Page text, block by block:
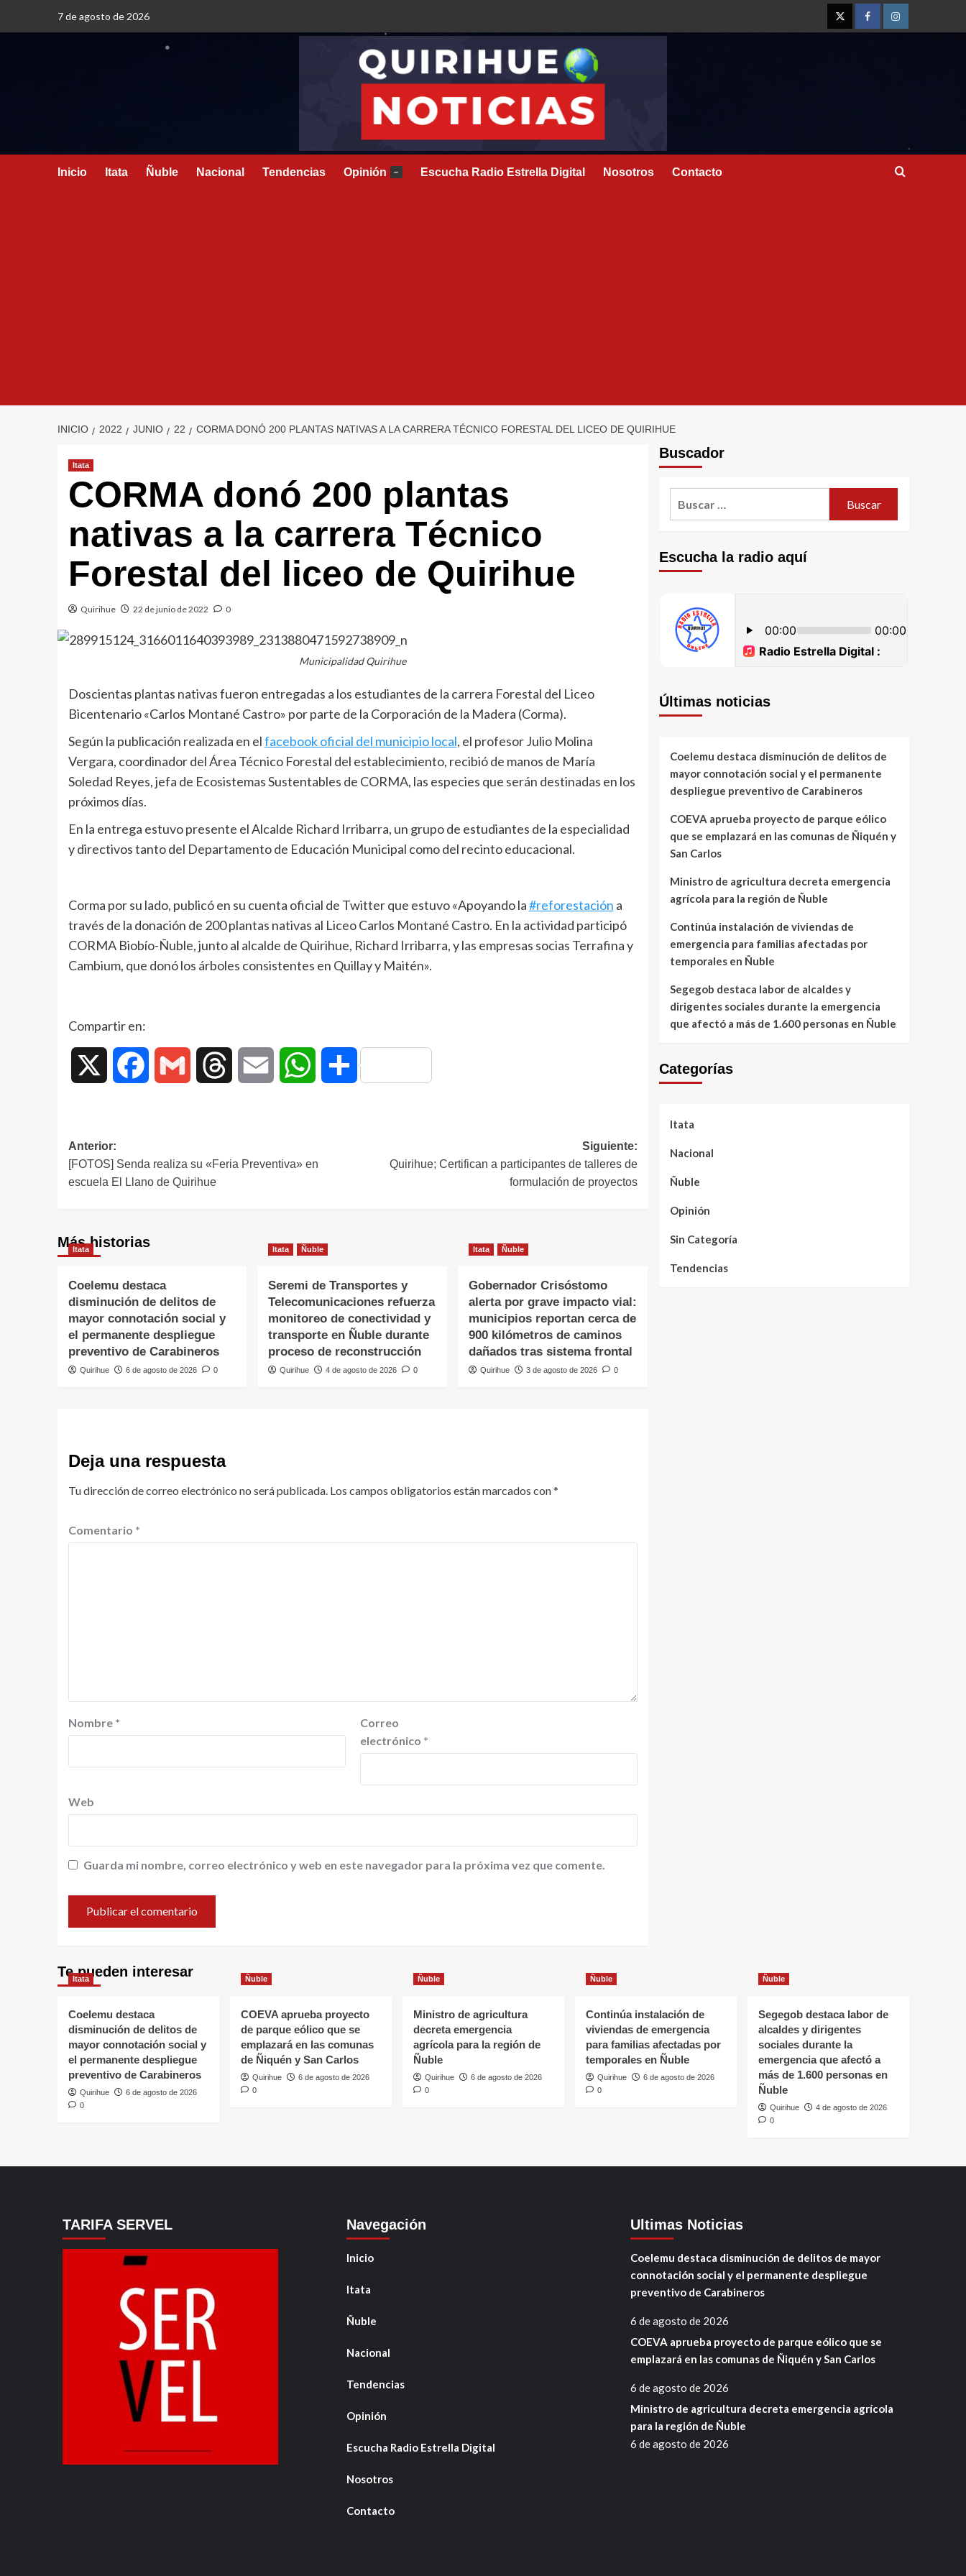
7 de agosto de 2026
Inicio Itata Ñuble Nacional Tendencias Opinión – Escucha Radio Estrella Digital Nosotros Contacto
INICIO 2022 JUNIO 22 CORMA DONÓ 200 PLANTAS NATIVAS A LA CARRERA TÉCNICO FORESTAL DEL LICEO DE QUIRIHUE
Itata
CORMA donó 200 plantas
nativas a la carrera Técnico
Forestal del liceo de Quirihue
Quirihue 22 de junio de 2022 0
Municipalidad Quirihue
Doscientas plantas nativas fueron entregadas a los estudiantes de la carrera Forestal del Liceo
Bicentenario «Carlos Montané Castro» por parte de la Corporación de la Madera (Corma).
Según la publicación realizada en elfacebook oficial del municipio local, el profesor Julio Molina
Vergara, coordinador del Área Técnico Forestal del establecimiento, recibió de manos de María
Soledad Reyes, jefa de Ecosistemas Sustentables de CORMA, las especies que serán destinadas en los
próximos días.
En la entrega estuvo presente el Alcalde Richard Irribarra, un grupo de estudiantes de la especialidad
y directivos tanto del Departamento de Educación Municipal como del recinto educacional.
Corma por su lado, publicó en su cuenta oficial de Twitter que estuvo «Apoyando la#reforestación a
través de la donación de 200 plantas nativas al Liceo Carlos Montané Castro. En la actividad participó
CORMA Biobío-Ñuble, junto al alcalde de Quirihue, Richard Irribarra, y las empresas socias Terrafina y
Cambium, que donó los árboles consistentes en Quillay y Maitén».
Compartir en:
Facebook Gmail Threads Email WhatsAppCompartir
Anterior:
[FOTOS] Senda realiza su «Feria Preventiva» en
escuela El Llano de Quirihue
Siguiente:
Quirihue; Certifican a participantes de talleres de
formulación de proyectos
Más historias
Itata
Coelemu destaca
disminución de delitos de
mayor connotación social y
el permanente despliegue
preventivo de Carabineros
Quirihue 6 de agosto de 2026 0
Itata Ñuble
Seremi de Transportes y
Telecomunicaciones refuerza
monitoreo de conectividad y
transporte en Ñuble durante
proceso de reconstrucción
Quirihue 4 de agosto de 2026 0
Itata Ñuble
Gobernador Crisóstomo
alerta por grave impacto vial:
municipios reportan cerca de
900 kilómetros de caminos
dañados tras sistema frontal
Quirihue 3 de agosto de 2026 0
Deja una respuesta
Tu dirección de correo electrónico no será publicada. Los campos obligatorios están marcados con*
Comentario *
Nombre *
Correo
electrónico *
Web
Guarda mi nombre, correo electrónico y web en este navegador para la próxima vez que comente.
Buscador
Escucha la radio aquí
Últimas noticias
Coelemu destaca disminución de delitos de
mayor connotación social y el permanente
despliegue preventivo de Carabineros
COEVA aprueba proyecto de parque eólico
que se emplazará en las comunas de Ñiquén y
San Carlos
Ministro de agricultura decreta emergencia
agrícola para la región de Ñuble
Continúa instalación de viviendas de
emergencia para familias afectadas por
temporales en Ñuble
Segegob destaca labor de alcaldes y
dirigentes sociales durante la emergencia
que afectó a más de 1.600 personas en Ñuble
Categorías
Itata
Nacional
Ñuble
Opinión
Sin Categoría
Tendencias
Te pueden interesar
Itata
Coelemu destaca
disminución de delitos de
mayor connotación social y
el permanente despliegue
preventivo de Carabineros
Quirihue
6 de agosto de 2026
0
Ñuble
COEVA aprueba proyecto
de parque eólico que se
emplazará en las comunas
de Ñiquén y San Carlos
Quirihue
6 de agosto de 2026
0
Ñuble
Ministro de agricultura
decreta emergencia
agrícola para la región de
Ñuble
Quirihue
6 de agosto de 2026
0
Ñuble
Continúa instalación de
viviendas de emergencia
para familias afectadas por
temporales en Ñuble
Quirihue
6 de agosto de 2026
0
Ñuble
Segegob destaca labor de
alcaldes y dirigentes
sociales durante la
emergencia que afectó a
más de 1.600 personas en
Ñuble
Quirihue
4 de agosto de 2026
0
TARIFA SERVEL Navegación
Inicio
Itata
Ñuble
Nacional
Tendencias
Opinión
Escucha Radio Estrella Digital
Nosotros
Contacto
Ultimas Noticias
Coelemu destaca disminución de delitos de mayor
connotación social y el permanente despliegue
preventivo de Carabineros
6 de agosto de 2026
COEVA aprueba proyecto de parque eólico que se
emplazará en las comunas de Ñiquén y San Carlos
6 de agosto de 2026
Ministro de agricultura decreta emergencia agrícola
para la región de Ñuble
6 de agosto de 2026